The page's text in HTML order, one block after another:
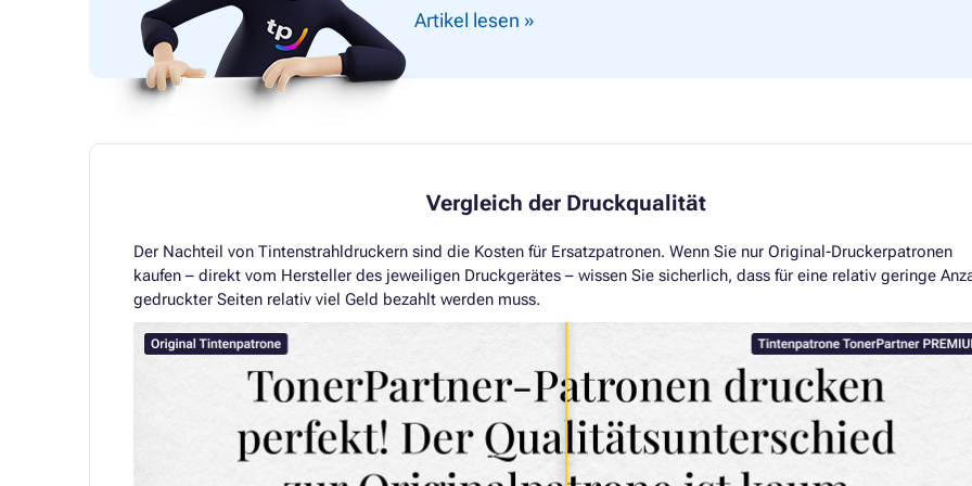
Artikel lesen »
Vergleich der Druckqualität
Der Nachteil von Tintenstrahldruckern sind die Kosten für Ersatzpatronen. Wenn Sie nur Original-Druckerpatronen
kaufen – direkt vom Hersteller des jeweiligen Druckgerätes – wissen Sie sicherlich, dass für eine relativ geringe
gedruckter Seiten relativ viel Geld bezahlt werden muss.